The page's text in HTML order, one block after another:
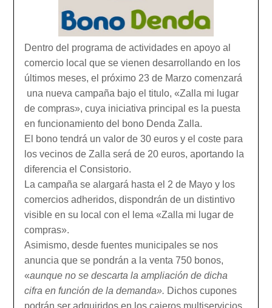
Dentro del programa de actividades en apoyo al
comercio local que se vienen desarrollando en los
últimos meses, el próximo 23 de Marzo comenzará
una nueva campaña bajo el titulo, «Zalla mi lugar
de compras», cuya iniciativa principal es la puesta
en funcionamiento del bono Denda Zalla.
El bono tendrá un valor de 30 euros y el coste para
los vecinos de Zalla será de 20 euros, aportando la
diferencia el Consistorio.
La campaña se alargará hasta el 2 de Mayo y los
comercios adheridos, dispondrán de un distintivo
visible en su local con el lema «Zalla mi lugar de
compras».
Asimismo, desde fuentes municipales se nos
anuncia que se pondrán a la venta 750 bonos,
«aunque no se descarta la ampliación de dicha
cifra en función de la demanda». Dichos cupones
podrán ser adquiridos en los cajeros multiservicios